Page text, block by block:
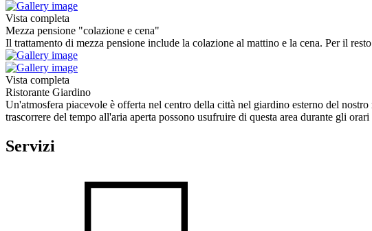
Vista completa
Mezza pensione "colazione e cena"
Il trattamento di mezza pensione include la colazione al mattino e la cena. Per il
Vista completa
Ristorante Giardino
Un'atmosfera piacevole è offerta nel centro della città nel giardino esterno del
trascorrere del tempo all'aria aperta possono usufruire di questa area durante gli
Servizi